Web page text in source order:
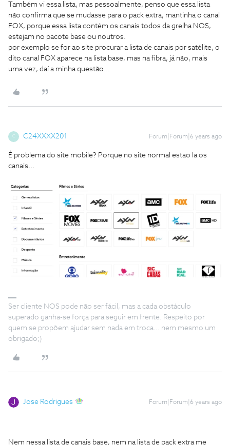
Também vi essa lista, mas pessoalmente, penso que essa lista
não confirma que se mudasse para o pack extra, mantinha o canal
FOX, porque essa lista contém os canais todos da grelha NOS,
estejam no pacote base ou noutros.
por exemplo se for ao site procurar a lista de canais por satélite, o
dito canal FOX aparece na lista base, mas na fibra, já não, mais
uma vez, daí a minha questão...
C C24XXXX201 Forum|Forum|6 years ago
É problema do site mobile? Porque no site normal estao la os
canais...
Ser cliente NOS pode não ser fácil, mas a cada obstáculo
superado ganha-se força para seguir em frente. Respeito por
quem se propõem ajudar sem nada em troca... nem mesmo um
obrigado;)
Jose Rodrigues Forum|Forum|6 years ago
Nem nessa lista de canais base, nem na lista de pack extra me